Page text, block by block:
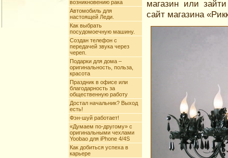
возникновению рака
Автомобиль для
настоящей Леди.
Как выбрать
посудомоечную машину.
Создан телефон с
передачей звука через
череп.
Подарки для дома –
оригинальность, польза,
красота
Праздник в офисе или
благодарность за
общественную работу
Достал начальник? Выход
есть!
Фэн-шуй работает!
«Думаем по-другому» c
оригинальными чехлами
Yoobao для iPhone 4/4S
Как добиться успеха в
карьере
магазин или
сайт магазина